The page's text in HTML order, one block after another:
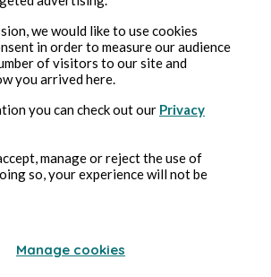
l’intensité avec laquelle elle
un malaise naquit en elle,
les prunelles de Kit, assombries.
coupable. Est-ce qu’elle
envers Kida ou n’était-ce
? Tout était confus dans son
regard sur la Bone Reaver, et
à sa fin. Chacun se leva. Avant
we would like to use cookies
in order to measure our audience
of visitors to our site and
you arrived here.
you can check out our Privacy
manage or reject the use of
so, your experience will not be
Manage cookies